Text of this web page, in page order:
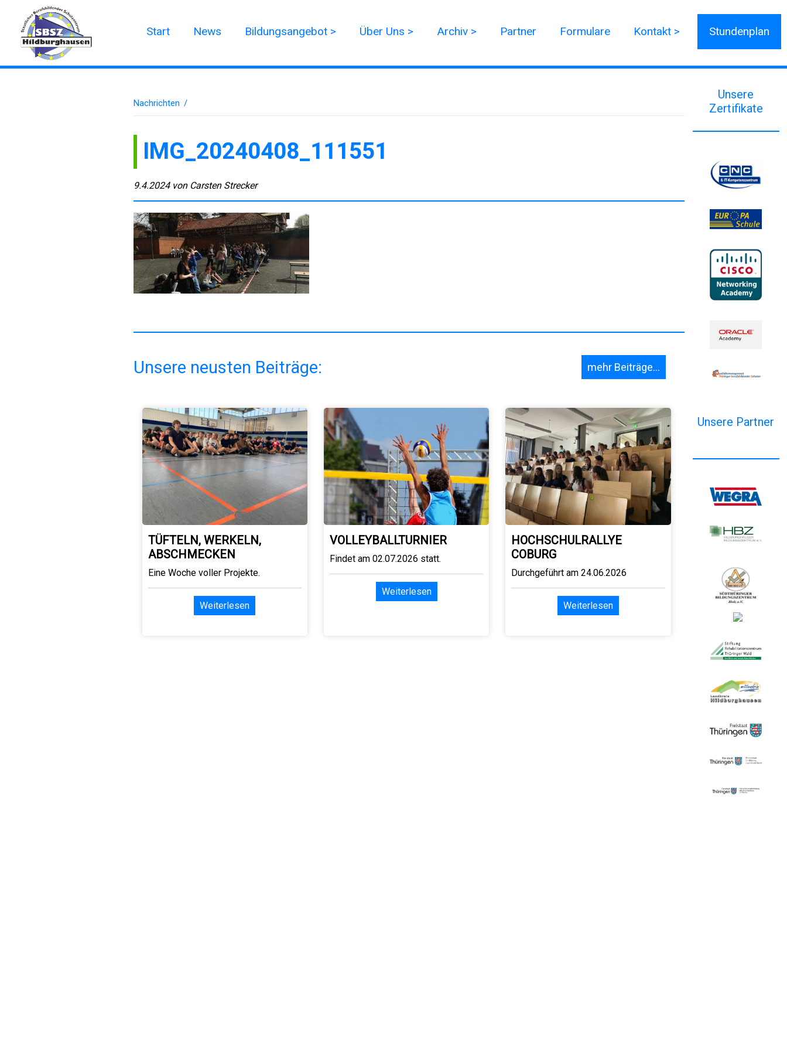
Start News Bildungsangebot > Über Uns > Archiv > Partner Formulare Kontakt > Stundenplan
Nachrichten /
IMG_20240408_111551
9.4.2024 von Carsten Strecker
Unsere neusten Beiträge: mehr Beiträge...
TÜFTELN, WERKELN,
ABSCHMECKEN
Eine Woche voller Projekte.
Weiterlesen
VOLLEYBALLTURNIER
Findet am 02.07.2026 statt.
Weiterlesen
HOCHSCHULRALLYE
COBURG
Durchgeführt am 24.06.2026
Weiterlesen
Unsere
Zertifikate
Unsere Partner